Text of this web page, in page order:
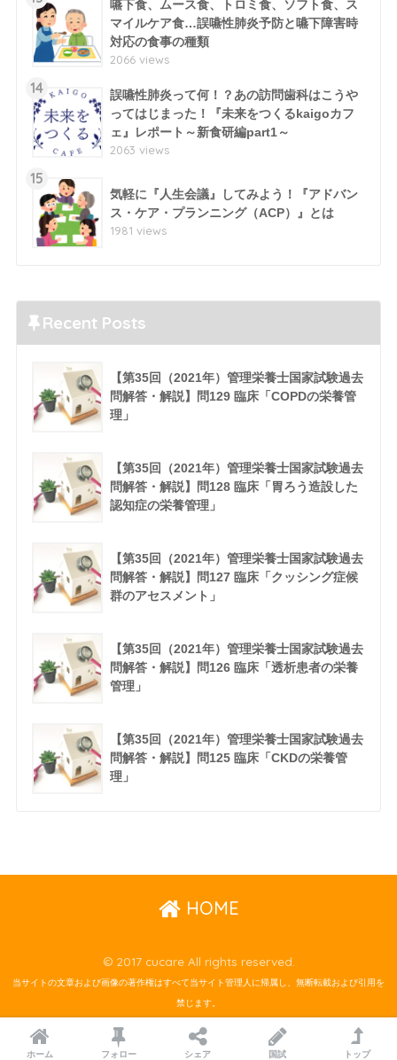
嚥下食、ムース食、トロミ食、ソフト食、ス
マイルケア食…誤嚥性肺炎予防と嚥下障害時
対応の食事の種類
2066 views
14
誤嚥性肺炎って何！？あの訪問歯科はこうや
ってはじまった！『未来をつくるkaigoカフ
ェ』レポート～新食研編part1～
2063 views
15
気軽に『人生会議』してみよう！『アドバン
ス・ケア・プランニング（ACP）』とは
1981 views
Recent Posts
【第35回（2021年）管理栄養士国家試験過去
問解答・解説】問129 臨床「COPDの栄養管
理」
【第35回（2021年）管理栄養士国家試験過去
問解答・解説】問128 臨床「胃ろう造設した
認知症の栄養管理」
【第35回（2021年）管理栄養士国家試験過去
問解答・解説】問127 臨床「クッシング症候
群のアセスメント」
【第35回（2021年）管理栄養士国家試験過去
問解答・解説】問126 臨床「透析患者の栄養
管理」
【第35回（2021年）管理栄養士国家試験過去
問解答・解説】問125 臨床「CKDの栄養管
理」
HOME
© 2017 cucare All rights reserved.
当サイトの文章および画像の著作権はすべて当サイト管理人に帰属し、無断転載および引用を
禁じます。
ホーム フォロー シェア 国試 トップ